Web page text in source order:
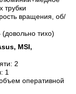
трубки
вращения, об/
тихо)
MSI,
2
1
оперативной